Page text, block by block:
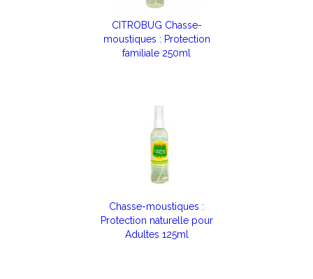
CITROBUG Chasse-
moustiques : Protection
familiale 250ml
Chasse-moustiques :
Protection naturelle pour
Adultes 125ml